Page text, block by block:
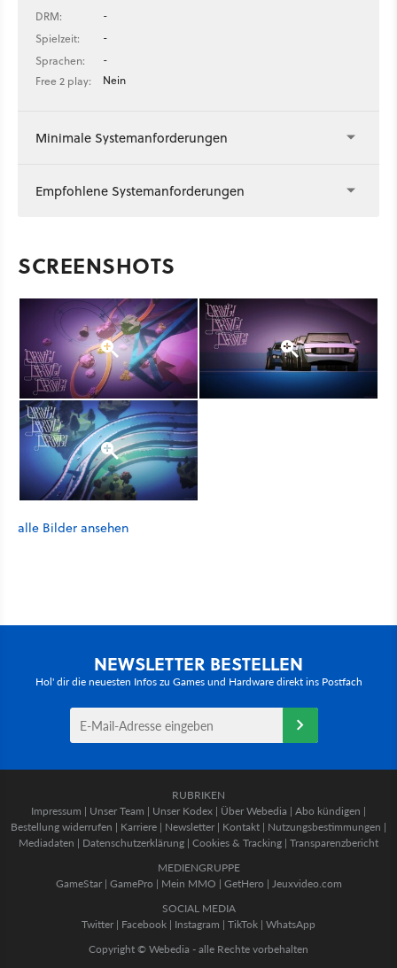
DRM:
-
Spielzeit:
-
Sprachen:
-
Free 2 play:
Nein
Minimale Systemanforderungen
Empfohlene Systemanforderungen
SCREENSHOTS
alle Bilder ansehen
NEWSLETTER BESTELLEN
Hol' dir die neuesten Infos zu Games und Hardware direkt ins Postfach
RUBRIKEN
Impressum | Unser Team | Unser Kodex | Über Webedia | Abo kündigen |
Bestellung widerrufen | Karriere | Newsletter | Kontakt | Nutzungsbestimmungen |
Mediadaten | Datenschutzerklärung | Cookies & Tracking | Transparenzbericht
MEDIENGRUPPE
GameStar| GamePro | Mein MMO | GetHero | Jeuxvideo.com
SOCIAL MEDIA
Twitter | Facebook | Instagram | TikTok | WhatsApp
Copyright © Webedia - alle Rechte vorbehalten